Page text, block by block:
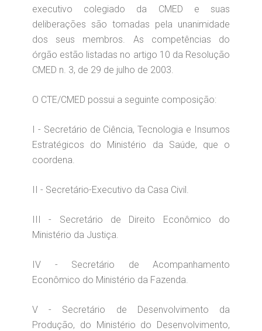
executivo colegiado da CMED e suas
deliberações são tomadas pela unanimidade
dos seus membros. As competências do
órgão estão listadas no artigo 10 da Resolução
CMED n. 3, de 29 de julho de 2003.
O CTE/CMED possui a seguinte composição:
I - Secretário de Ciência, Tecnologia e Insumos
Estratégicos do Ministério da Saúde, que o
coordena.
II - Secretário-Executivo da Casa Civil.
III - Secretário de Direito Econômico do
Ministério da Justiça.
IV - Secretário de Acompanhamento
Econômico do Ministério da Fazenda.
V - Secretário de Desenvolvimento da
Produção, do Ministério do Desenvolvimento,